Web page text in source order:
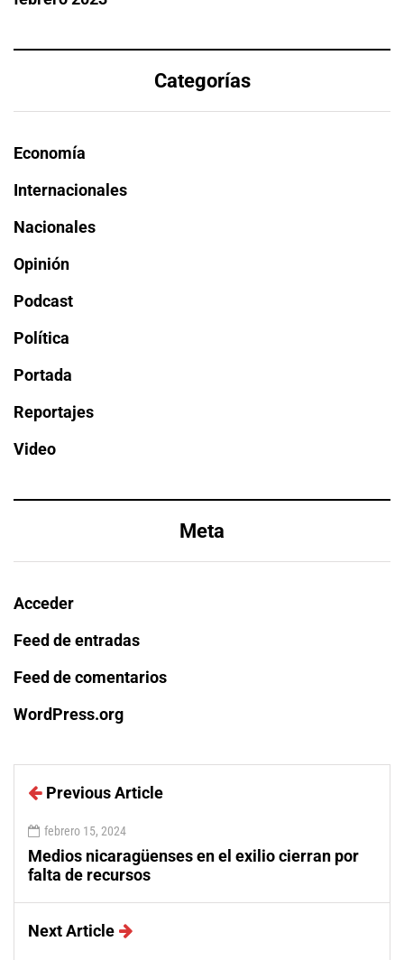
Categorías
Economía
Internacionales
Nacionales
Opinión
Podcast
Política
Portada
Reportajes
Video
Meta
Acceder
Feed de entradas
Feed de comentarios
WordPress.org
Previous Article
febrero 15, 2024
Medios nicaragüenses en el exilio cierran por
falta de recursos
Next Article